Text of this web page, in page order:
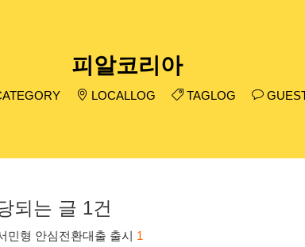
피알코리아
LOCALLOG TAGLOG
되는 글 1건
민형 안심전환대출 출시 1